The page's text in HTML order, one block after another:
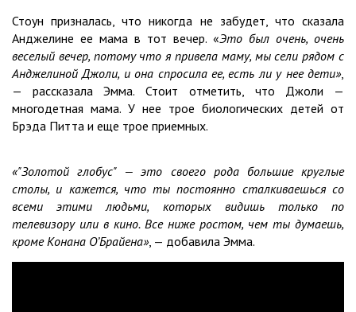
Стоун призналась, что никогда не забудет, что сказала
Анджелине ее мама в тот вечер. «Это был очень, очень
веселый вечер, потому что я привела маму, мы сели рядом с
Анджелиной Джоли, и она спросила ее, есть ли у нее дети»,
— рассказала Эмма. Стоит отметить, что Джоли —
многодетная мама. У нее трое биологических детей от
Брэда Питта и еще трое приемных.
«"Золотой глобус" — это своего рода большие круглые
столы, и кажется, что ты постоянно сталкиваешься со
всеми этими людьми, которых видишь только по
телевизору или в кино. Все ниже ростом, чем ты думаешь,
кроме Конана О’Брайена», — добавила Эмма.